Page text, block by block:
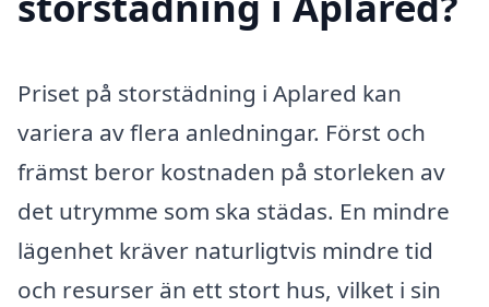
Priset på storstädning i Aplared kan
variera av flera anledningar. Först och
främst beror kostnaden på storleken av
det utrymme som ska städas. En mindre
lägenhet kräver naturligtvis mindre tid
och resurser än ett stort hus, vilket i sin